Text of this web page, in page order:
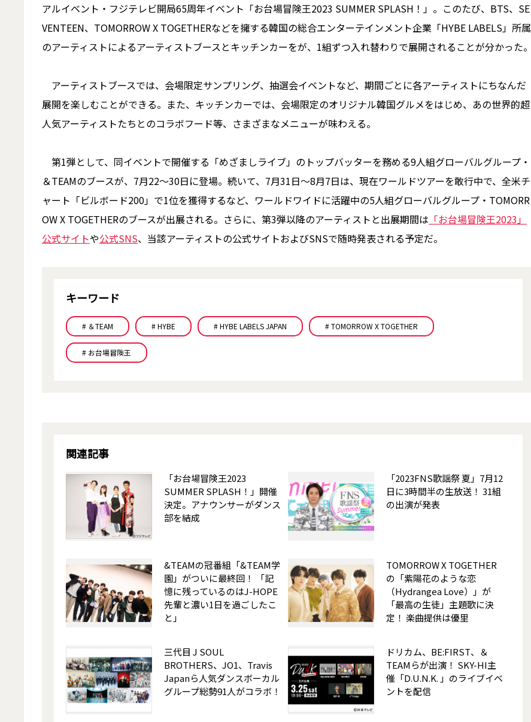
アルイベント・フジテレビ開局65周年イベント「お台場冒険王2023 SUMMER SPLASH！」。このたび、BTS、SE
VENTEEN、TOMORROW X TOGETHERなどを擁する韓国の総合エンターテインメント企業「HYBE LABELS」所属
のアーティストによるアーティストブースとキッチンカーをが、1組ずつ入れ替わりで展開されることが分かった。
アーティストブースでは、会場限定サンプリング、抽選会イベントなど、期間ごとに各アーティストにちなんだ
展開を楽しむことができる。また、キッチンカーでは、会場限定のオリジナル韓国グルメをはじめ、あの世界的超
人気アーティストたちとのコラボフード等、さまざまなメニューが味わえる。
第1弾として、同イベントで開催する「めざましライブ」のトップバッターを務める9人組グローバルグループ・
＆TEAMのブースが、7月22～30日に登場。続いて、7月31日～8月7日は、現在ワールドツアーを敢行中で、全米チ
ャート「ビルボード200」で1位を獲得するなど、ワールドワイドに活躍中の5人組グローバルグループ・TOMORR
OW X TOGETHERのブースが出展される。さらに、第3弾以降のアーティストと出展期間は 「お台場冒険王2023」
公式サイトや公式SNS、当該アーティストの公式サイトおよびSNSで随時発表される予定だ。
キーワード
# ＆TEAM # HYBE # HYBE LABELS JAPAN # TOMORROW X TOGETHER
# お台場冒険王
関連記事
「お台場冒険王2023
SUMMER SPLASH！」開催
決定。アナウンサーがダンス
部を結成
「2023FNS歌謡祭 夏」7月12
日に3時間半の生放送！ 31組
の出演が発表
&TEAMの冠番組「&TEAM学
園」がついに最終回！ 「記
憶に残っているのはJ-HOPE
先輩と濃い1日を過ごしたこ
と」
TOMORROW X TOGETHER
の「紫陽花のような恋
（Hydrangea Love）」が
「最高の生徒」主題歌に決
定！ 楽曲提供は優里
三代目 J SOUL
BROTHERS、JO1、Travis
Japanら人気ダンスボーカル
グループ総勢91人がコラボ！
ドリカム、BE:FIRST、＆
TEAMらが出演！ SKY-HI主
催「D.U.N.K. 」のライブイベ
ントを配信